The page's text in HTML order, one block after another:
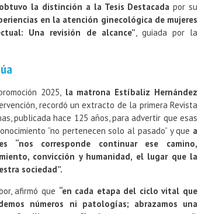
la distinción a la Tesis Destacada por su
en la atención ginecológica de mujeres
Una revisión de alcance”, guiada por la
2025,la matrona Estíbaliz Hernández
recordó un extracto de la primera Revista
publicada hace 125 años, para advertir que esas
“no pertenecen solo al pasado” y que a
“nos corresponde continuar ese camino,
convicción y humanidad, el lugar que la
sociedad”.
afirmó que “en cada etapa del ciclo vital que
números ni patologías; abrazamos una